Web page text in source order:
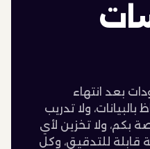
بعد انتهاء
بالبيانات، ولا تدريب
بكم، ولا تخزين لأي
للتدقيق، وكل